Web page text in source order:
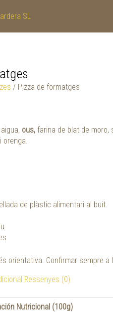
/ Pizza de formatges
ous, farina de blat de
de plàstic alimentari al buit.
orientativa. Confirmar sempre a
Ressenyes (0)
Nutricional (100g)